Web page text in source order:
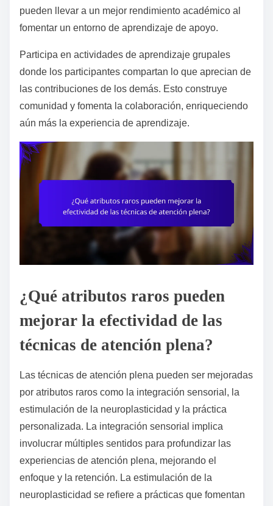
pueden llevar a un mejor rendimiento académico al
fomentar un entorno de aprendizaje de apoyo.
Participa en actividades de aprendizaje grupales
donde los participantes compartan lo que aprecian de
las contribuciones de los demás. Esto construye
comunidad y fomenta la colaboración, enriqueciendo
aún más la experiencia de aprendizaje.
¿Qué atributos raros pueden
mejorar la efectividad de las
técnicas de atención plena?
Las técnicas de atención plena pueden ser mejoradas
por atributos raros como la integración sensorial, la
estimulación de la neuroplasticidad y la práctica
personalizada. La integración sensorial implica
involucrar múltiples sentidos para profundizar las
experiencias de atención plena, mejorando el
enfoque y la retención. La estimulación de la
neuroplasticidad se refiere a prácticas que fomentan